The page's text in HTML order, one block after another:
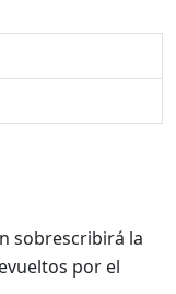
sobrescribirá la
por el